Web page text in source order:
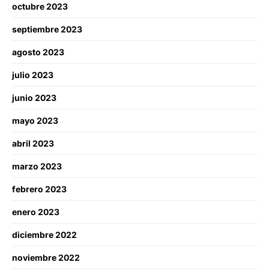
octubre 2023
septiembre 2023
agosto 2023
julio 2023
junio 2023
mayo 2023
abril 2023
marzo 2023
febrero 2023
enero 2023
diciembre 2022
noviembre 2022